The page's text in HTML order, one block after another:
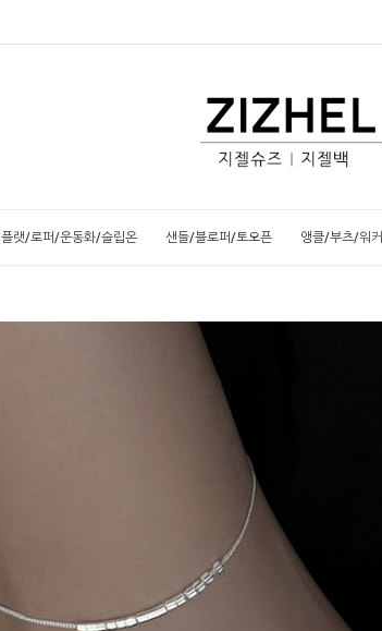
플랫/로퍼/운동화/슬립온 샌들/블로퍼/토오픈 앵클/부츠/워커